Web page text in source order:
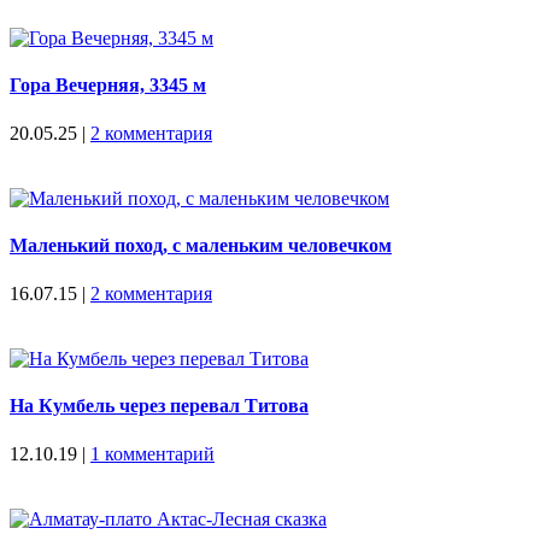
Гора Вечерняя, 3345 м
20.05.25 | 2 комментария
Маленький поход, с маленьким человечком
16.07.15 | 2 комментария
На Кумбель через перевал Титова
12.10.19 | 1 комментарий